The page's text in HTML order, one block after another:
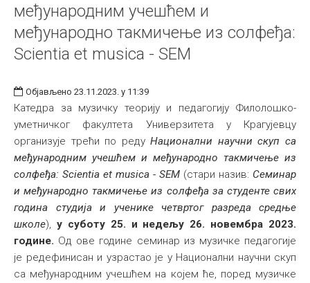
међународним учешћем и
међународно такмичење из солфеђа:
Scientia et musica - SEM
Објављено 23.11.2023. у 11:39
Катедра за музичку теорију и педагогију Филолошко-
уметничког факултета Универзитета у Крагујевцу
организује трећи по редуНационални научни скуп са
међународним учешћем и међународно такмичење из
солфеђа: Scientia et musica - SEM (стари назив: Семинар
и међународно такмичење из солфеђа за студенте свих
година студија и ученике четвртог разреда средње
школе), у суботу 25. и недељу 26. новембра 2023.
године. Од ове године семинар из музичке педагогије
је редефинисан и узрастао је у Национални научни скуп
са међународним учешћем на којем ће, поред музичке